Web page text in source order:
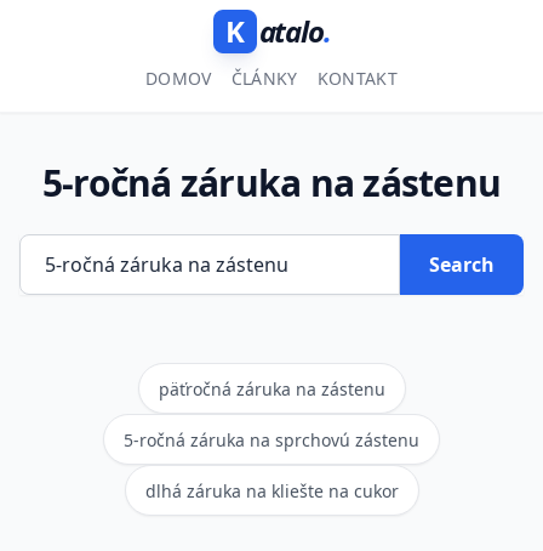
K atalo.
DOMOV ČLÁNKY KONTAKT
5-ročná záruka na zástenu
Search
päťročná záruka na zástenu
5-ročná záruka na sprchovú zástenu
dlhá záruka na kliešte na cukor